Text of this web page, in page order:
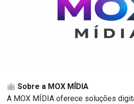
Sobre a MOX MÍDIA
A MOX MÍDIA oferece soluções